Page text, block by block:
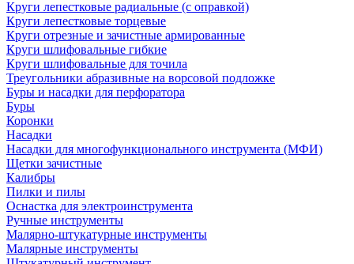
Круги лепестковые радиальные (с оправкой)
Круги лепестковые торцевые
Круги отрезные и зачистные армированные
Круги шлифовальные гибкие
Круги шлифовальные для точила
Треугольники абразивные на ворсовой подложке
Буры и насадки для перфоратора
Буры
Коронки
Насадки
Насадки для многофункционального инструмента (МФИ)
Щетки зачистные
Калибры
Пилки и пилы
Оснастка для электроинструмента
Ручные инструменты
Малярно-штукатурные инструменты
Малярные инструменты